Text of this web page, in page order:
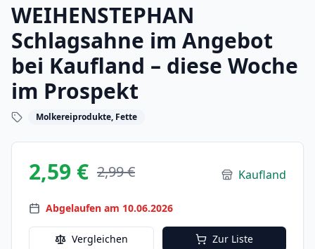
WEIHENSTEPHAN
Schlagsahne im Angebot
bei Kaufland – diese Woche
im Prospekt
Molkereiprodukte, Fette
2,59 € 2,99 € Kaufland
Abgelaufen am 10.06.2026
Vergleichen Zur Liste